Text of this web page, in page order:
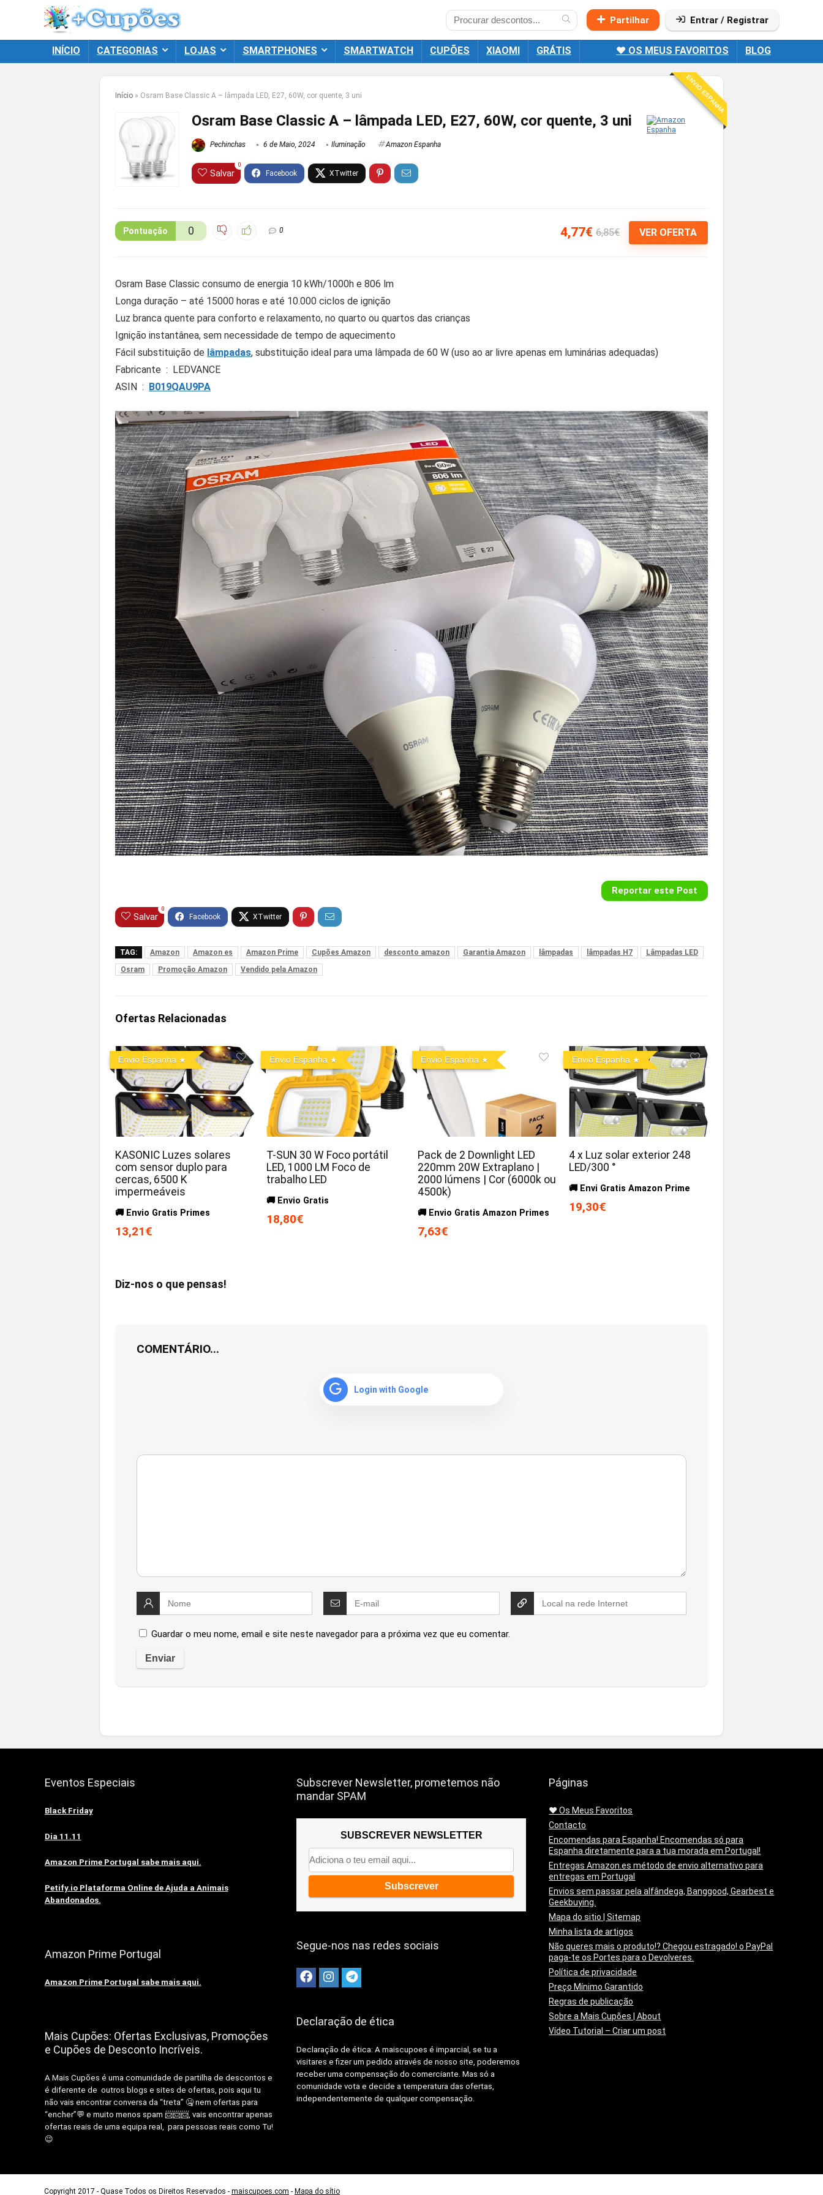
Partilhar Entrar / Registrar
INÍCIO CATEGORIAS LOJAS SMARTPHONES SMARTWATCH CUPÕES XIAOMI GRÁTIS ❤️ OS MEUS FAVORITOS BLOG
Início » Osram Base Classic A – lâmpada LED, E27, 60W, cor quente, 3 uni ENVIO ESPANHA
Osram Base Classic A – lâmpada LED, E27, 60W, cor quente, 3 uni
Pechinchas 6 de Maio, 2024 Iluminação Amazon Espanha
Salvar
0
Pontuação 0 0 4,77€ 6,85€ VER OFERTA
Osram Base Classic consumo de energia 10 kWh/1000h e 806 lm
Longa duração – até 15000 horas e até 10.000 ciclos de ignição
Luz branca quente para conforto e relaxamento, no quarto ou quartos das crianças
Ignição instantânea, sem necessidade de tempo de aquecimento
Fácil substituição de lâmpadas, substituição ideal para uma lâmpada de 60 W (uso ao ar livre apenas em luminárias adequadas)
Fabricante ‏ : ‎ LEDVANCE
ASIN ‏ : ‎ B019QAU9PA
Reportar este Post
Salvar
0
TAG: Amazon Amazon es Amazon Prime Cupões Amazon desconto amazon Garantia Amazon lâmpadas lâmpadas H7
Lâmpadas LED
Osram
Promoção Amazon Vendido pela Amazon
Ofertas Relacionadas
Envio Espanha
KASONIC Luzes solares
com sensor duplo para
cercas, 6500 K
impermeáveis
🚚 Envio Gratis Primes
13,21€
Envio Espanha
T-SUN 30 W Foco portátil
LED, 1000 LM Foco de
trabalho LED
🚚 Envio Gratis
18,80€
Envio Espanha
Pack de 2 Downlight LED
220mm 20W Extraplano |
2000 lúmens | Cor (6000k ou
4500k)
🚚 Envio Gratis Amazon Primes
7,63€
Envio Espanha
4 x Luz solar exterior 248
LED/300 °
🚚 Envi Gratis Amazon Prime
19,30€
Diz-nos o que pensas!
COMENTÁRIO...
Login with Google
Guardar o meu nome, email e site neste navegador para a próxima vez que eu comentar.
Eventos Especiais
Black Friday
Dia 11.11
Amazon Prime Portugal sabe mais aqui.
Petify.io Plataforma Online de Ajuda a Animais
Abandonados.
Amazon Prime Portugal
Amazon Prime Portugal sabe mais aqui.
Mais Cupões: Ofertas Exclusivas, Promoções
e Cupões de Desconto Incríveis.
A Mais Cupões é uma comunidade de partilha de descontos e
é diferente de outros blogs e sites de ofertas, pois aqui tu
não vais encontrar conversa da “treta” 🤐 nem ofertas para
“encher”💬 e muito menos spam 📨📨📨, vais encontrar apenas
ofertas reais de uma equipa real, para pessoas reais como Tu!
😉
Subscrever Newsletter, prometemos não
mandar SPAM
SUBSCREVER NEWSLETTER
Segue-nos nas redes sociais
Declaração de ética
Declaração de ética: Amaiscupoes é imparcial, se tu a
visitares e fizer um pedido através de nosso site, poderemos
receber uma compensação do comerciante. Mas só a
comunidade vota e decide a temperatura das ofertas,
independentemente de qualquer compensação.
Páginas
❤️ Os Meus Favoritos
Contacto
Encomendas para Espanha! Encomendas só para
Espanha diretamente para a tua morada em Portugal!
Entregas Amazon.es método de envio alternativo para
entregas em Portugal
Envios sem passar pela alfândega, Banggood, Gearbest e
Geekbuying.
Mapa do sitio | Sitemap
Minha lista de artigos
Não queres mais o produto!? Chegou estragado! o PayPal
paga-te os Portes para o Devolveres.
Política de privacidade
Preço Mínimo Garantido
Regras de publicação
Sobre a Mais Cupões | About
Vídeo Tutorial – Criar um post
Copyright 2017 - Quase Todos os Direitos Reservados - maiscupoes.com - Mapa do sítio